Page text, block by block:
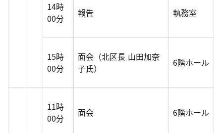
14時
00分
報告 執務室
15時
00分
面会（北区長 山田加奈
子氏）
6階ホール
11時
00分
面会 6階ホール